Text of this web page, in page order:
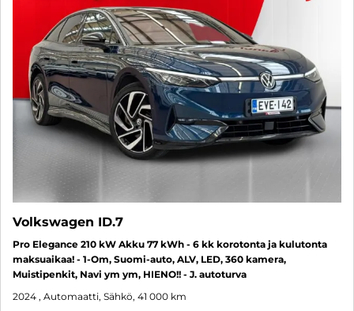
Volkswagen ID.7
Pro Elegance 210 kW Akku 77 kWh - 6 kk korotonta ja kulutonta
maksuaikaa! - 1-Om, Suomi-auto, ALV, LED, 360 kamera,
Muistipenkit, Navi ym ym, HIENO!! - J. autoturva
2024 , Automaatti, Sähkö, 41 000 km